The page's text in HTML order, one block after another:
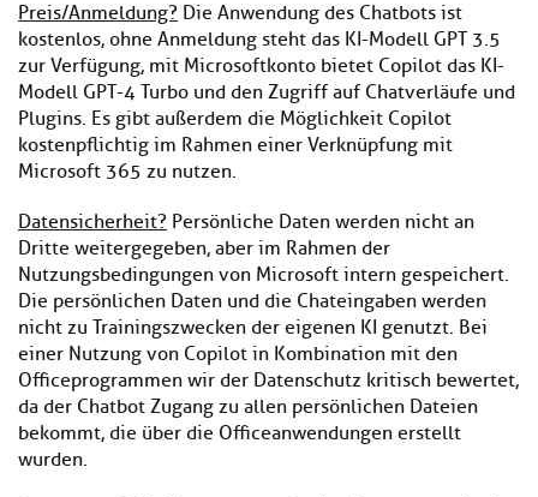
Preis/Anmeldung? Die Anwendung des Chatbots ist
kostenlos, ohne Anmeldung steht das KI-Modell GPT 3.5
zur Verfügung, mit Microsoftkonto bietet Copilot das KI-
Modell GPT-4 Turbo und den Zugriff auf Chatverläufe und
Plugins. Es gibt außerdem die Möglichkeit Copilot
kostenpflichtig im Rahmen einer Verknüpfung mit
Microsoft 365 zu nutzen.
Datensicherheit? Persönliche Daten werden nicht an
Dritte weitergegeben, aber im Rahmen der
Nutzungsbedingungen von Microsoft intern gespeichert.
Die persönlichen Daten und die Chateingaben werden
nicht zu Trainingszwecken der eigenen KI genutzt. Bei
einer Nutzung von Copilot in Kombination mit den
Officeprogrammen wir der Datenschutz kritisch bewertet,
da der Chatbot Zugang zu allen persönlichen Dateien
bekommt, die über die Officeanwendungen erstellt
wurden.